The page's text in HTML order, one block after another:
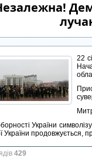
22
України
України продовжується,
429